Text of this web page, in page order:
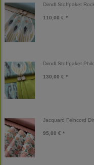
Dirndl Stoffpaket
110,00 € *
Dirndl Stoffpaket
130,00 € *
Jacquard Feincord
95,00 € *